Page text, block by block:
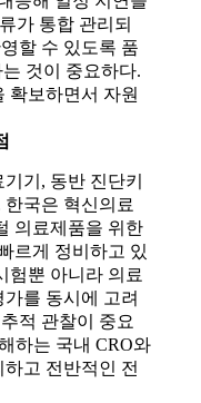
가 통합 관리되
할 수 있도록 품
것이 중요하다.
확보하면서 자원
기, 동반 진단키
국은 혁신의료
의료제품을 위한
르게 정비하고 있
험뿐 아니라 의료
를 동시에 고려
적 관찰이 중요
하는 국내 CRO와
고 전반적인 전